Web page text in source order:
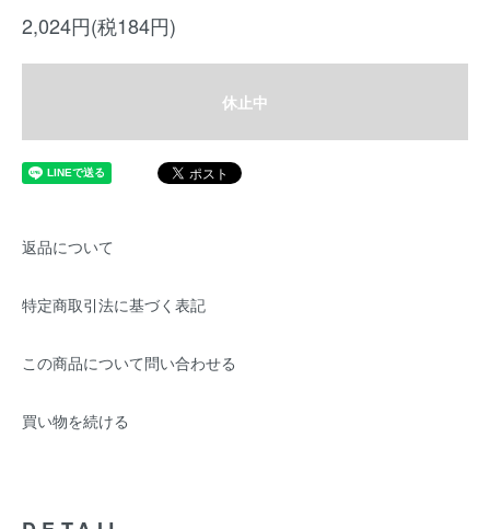
2,024円(税184円)
休止中
返品について
特定商取引法に基づく表記
この商品について問い合わせる
買い物を続ける